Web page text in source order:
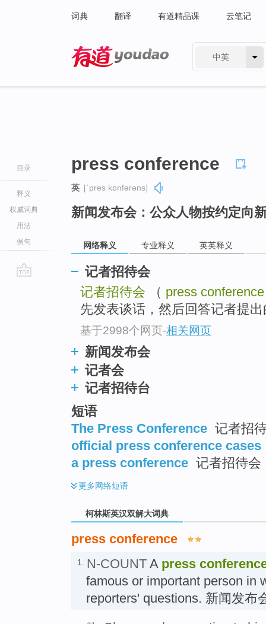
词典 翻译 有道精品课 云笔记
中英
目录
释义
权威词典
用法
例句
press conference
英 [ˈpres kɒnfərəns]
新闻发布会：公众人物按约定向
网络释义 专业释义 英英释义
记者招待会
记者招待会 （ press conference
先发表谈话，然后回答记者提
基于2998个网页-相关网页
新闻发布会
记者会
记者招待台
短语
The Press Conference 记者招
official press conference cases
a press conference 记者招待会
更多网络短语
柯林斯英汉双解大词典
press conference
1. N-COUNT A press
famous or important person in
reporters' questions. 新闻发布